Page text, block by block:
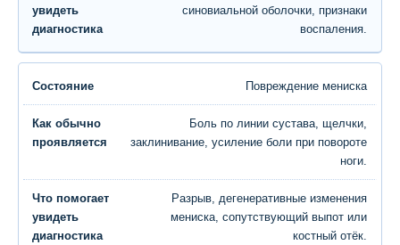
синовиальной оболочки, признаки
воспаления.
Повреждение мениска
Боль по линии сустава, щелчки,
заклинивание, усиление боли при повороте
ноги.
Разрыв, дегенеративные изменения
мениска, сопутствующий выпот или
костный отёк.